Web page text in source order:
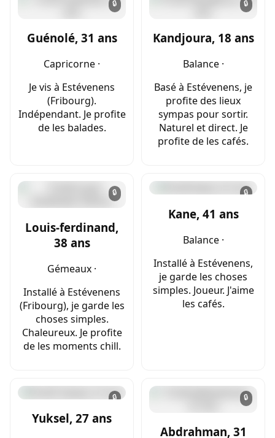
🔒
Guénolé, 31 ans
Capricorne ·
Je vis à Estévenens
(Fribourg).
Indépendant. Je profite
de les balades.
🔒
Kandjoura, 18 ans
Balance ·
Basé à Estévenens, je
profite des lieux
sympas pour sortir.
Naturel et direct. Je
profite de les cafés.
🔒
Louis-ferdinand,
38 ans
Gémeaux ·
Installé à Estévenens
(Fribourg), je garde les
choses simples.
Chaleureux. Je profite
de les moments chill.
🔒
Kane, 41 ans
Balance ·
Installé à Estévenens,
je garde les choses
simples. Joueur. J'aime
les cafés.
🔒
Yuksel, 27 ans
🔒
Abdrahman, 31